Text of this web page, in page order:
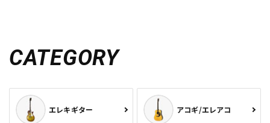
CATEGORY
エレキギター アコギ/エレアコ